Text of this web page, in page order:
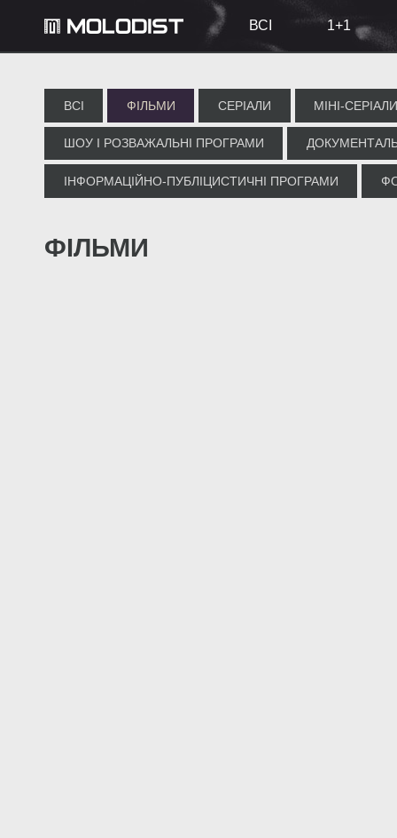
ВСІ 1+1
ВСІ ФІЛЬМИ СЕРІАЛИ МІНІ-
ШОУ І РОЗВАЖАЛЬНІ ПРОГРАМИ
ІНФОРМАЦІЙНО-ПУБЛІЦИСТИЧНІ ПРОГРАМИ
ФІЛЬМИ